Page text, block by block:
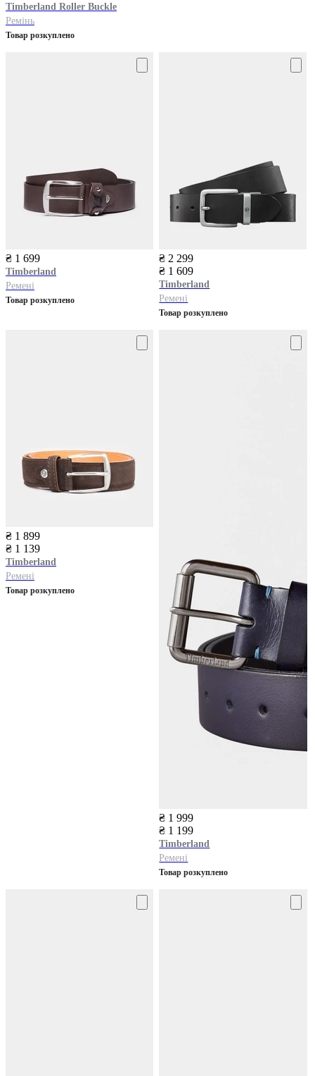
Timberland Roller Buckle
Ремінь
Товар розкуплено
₴ 1 699
Timberland
Ремені
Товар розкуплено
₴ 2 299
₴ 1 609
Timberland
Ремені
Товар розкуплено
₴ 1 899
₴ 1 139
Timberland
Ремені
Товар розкуплено
₴ 1 999
₴ 1 199
Timberland
Ремені
Товар розкуплено